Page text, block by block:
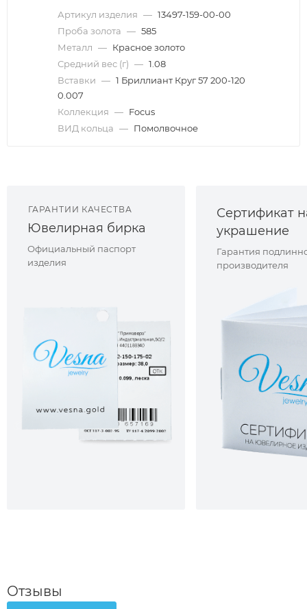
Артикул изделия — 13497-159-00-00
Проба золота — 585
Металл — Красное золото
Средний вес (г) — 1.08
Вставки — 1 Бриллиант Круг 57 200-120
0.007
Коллекция — Focus
ВИД кольца — Помолвочное
ГАРАНТИИ КАЧЕСТВА
Ювелирная бирка
Официальный паспорт
изделия
Сертификат
украшение
Гарантия
производителя
Отзывы